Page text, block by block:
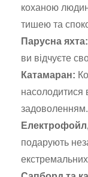
коханою
тишею та
Парусна яхта:
ви відчуєте
Катамаран:
задоволенням.
подарують